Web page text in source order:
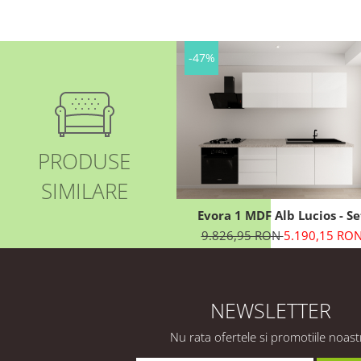
PRODUSE
SIMILARE
-47%
Evora 1 MDF Alb Lucios -
Mobilă Bucătărie Modulară
Modernă MDF 3.6m
Personalizabil - Hulgo Mobili
9.826,95 RON5.190,15 RON
NEWSLETTER
Nu rata ofertele si promotiile